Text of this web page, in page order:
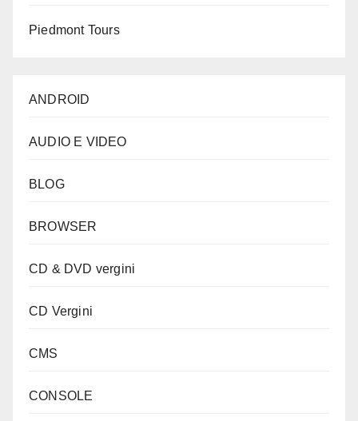
Piedmont Tours
ANDROID
AUDIO E VIDEO
BLOG
BROWSER
CD & DVD vergini
CD Vergini
CMS
CONSOLE